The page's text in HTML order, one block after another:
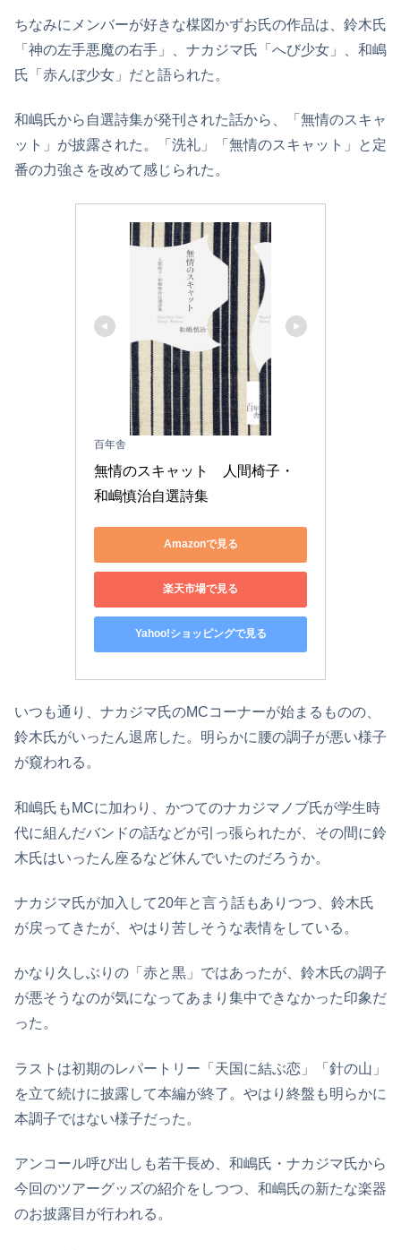
ちなみにメンバーが好きな楳図かずお氏の作品は、鈴木氏
「神の左手悪魔の右手」、ナカジマ氏「へび少女」、和嶋
氏「赤んぼ少女」だと語られた。
和嶋氏から自選詩集が発刊された話から、「無情のスキャ
ット」が披露された。「洗礼」「無情のスキャット」と定
番の力強さを改めて感じられた。
百年舎
無情のスキャット　人間椅子・
和嶋慎治自選詩集
Amazonで見る
楽天市場で見る
Yahoo!ショッピングで見る
いつも通り、ナカジマ氏のMCコーナーが始まるものの、
鈴木氏がいったん退席した。明らかに腰の調子が悪い様子
が窺われる。
和嶋氏もMCに加わり、かつてのナカジマノブ氏が学生時
代に組んだバンドの話などが引っ張られたが、その間に鈴
木氏はいったん座るなど休んでいたのだろうか。
ナカジマ氏が加入して20年と言う話もありつつ、鈴木氏
が戻ってきたが、やはり苦しそうな表情をしている。
かなり久しぶりの「赤と黒」ではあったが、鈴木氏の調子
が悪そうなのが気になってあまり集中できなかった印象だ
った。
ラストは初期のレパートリー「天国に結ぶ恋」「針の山」
を立て続けに披露して本編が終了。やはり終盤も明らかに
本調子ではない様子だった。
アンコール呼び出しも若干長め、和嶋氏・ナカジマ氏から
今回のツアーグッズの紹介をしつつ、和嶋氏の新たな楽器
のお披露目が行われる。